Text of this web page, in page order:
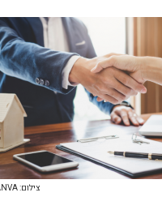
צילום: CANVA